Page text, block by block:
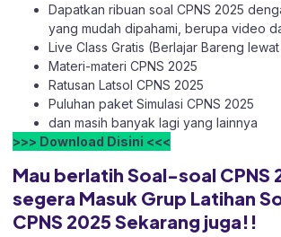
Dapatkan ribuan soal CPNS 2025
yang mudah dipahami, berupa video
Live Class Gratis (Berlajar Bareng
Materi-materi CPNS 2025
Ratusan Latsol CPNS 2025
Puluhan paket Simulasi CPNS 2025
dan masih banyak lagi yang lainnya
>>> Download Disini <<<
Mau berlatih Soal-soal CPNS
segera Masuk Grup Latihan
CPNS 2025 Sekarang juga!!